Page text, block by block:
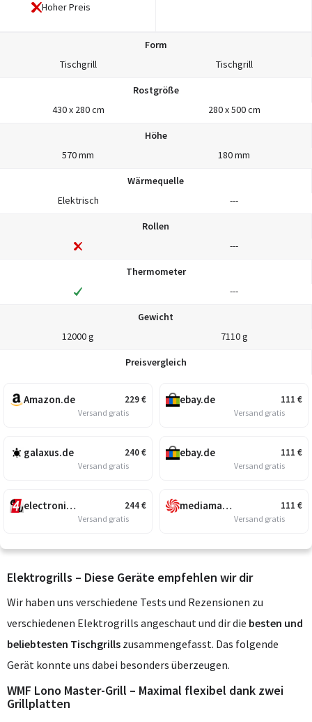
Hoher Preis
Form
Tischgrill
Tischgrill
Rostgröße
430 x 280 cm
280 x 500 cm
Höhe
570 mm
180 mm
Wärmequelle
Elektrisch
---
Rollen
---
Thermometer
---
Gewicht
12000 g
7110 g
Preisvergleich
229€
Amazon.de
Versand gratis
240€
galaxus.de
Versand gratis
244€
electronic4you.de
Versand gratis
111 €
ebay.de
Versand gratis
111 €
ebay.de
Versand gratis
111 €
mediamarkt.de
Versand gratis
Elektrogrills – Diese Geräte empfehlen wir dir
Wir haben uns verschiedene Tests und Rezensionen zu
verschiedenen Elektrogrills angeschaut und dir die besten und
beliebtesten Tischgrills zusammengefasst. Das folgende
Gerät konnte uns dabei besonders überzeugen.
WMF Lono Master-Grill – Maximal flexibel dank zwei
Grillplatten